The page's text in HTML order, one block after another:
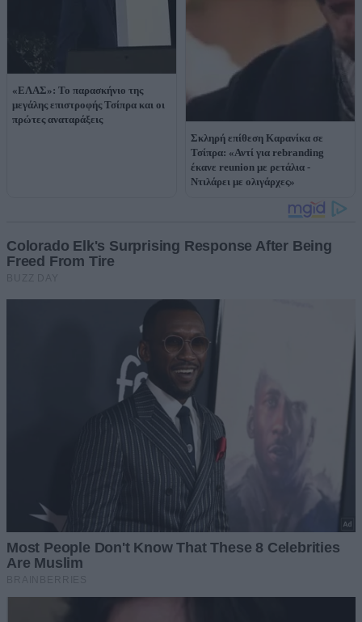
«ΕΛΑΣ»: Το παρασκήνιο της
μεγάλης επιστροφής Τσίπρα και οι
πρώτες αναταράξεις
Σκληρή επίθεση Καρανίκα σε
Τσίπρα: «Αντί για rebranding
έκανε reunion με ρετάλια -
Ντιλάρει με ολιγάρχες»